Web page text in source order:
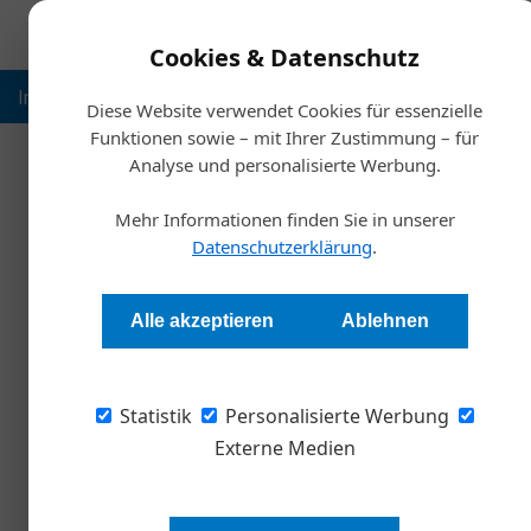
Cookies & Datenschutz
Diese Website verwendet Cookies für essenzielle
Funktionen sowie – mit Ihrer Zustimmung – für
Analyse und personalisierte Werbung.
Mehr Informationen finden Sie in unserer
Datenschutzerklärung.
Alle akzeptieren Ablehnen
Statistik
Personalisierte Werbung
Externe Medien
Inspiration